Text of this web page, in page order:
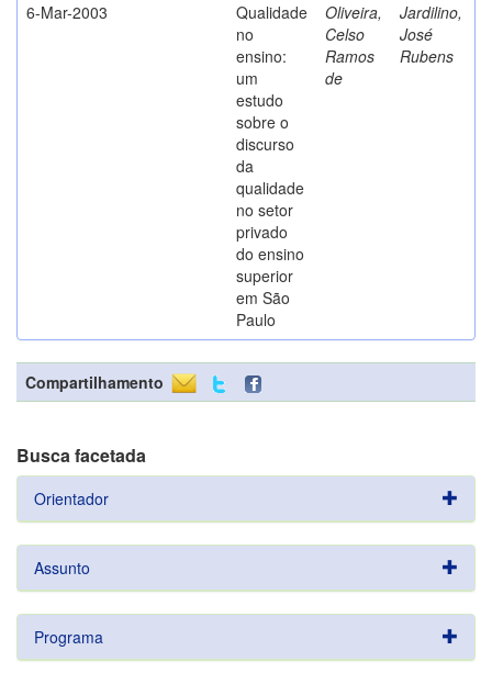
6-Mar-2003
Qualidade
no
ensino:
um
estudo
sobre o
discurso
da
qualidade
no setor
privado
do ensino
superior
em São
Paulo
Oliveira,
Celso
Ramos
de
Jardilino,
José
Rubens
Compartilhamento
Busca facetada
Orientador
Assunto
Programa